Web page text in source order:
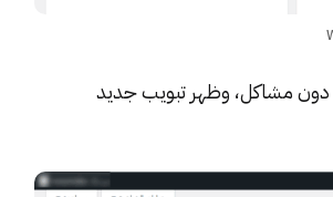
دون مشاكل، وظهر تبويب جديد